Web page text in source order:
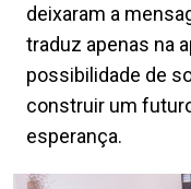
deixaram a
traduz apenas na
possibilidade de
construir um
esperança.